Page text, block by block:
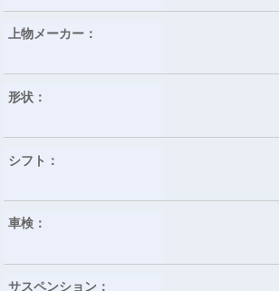
上物メーカー：
形状：
シフト：
車検：
サスペンション：